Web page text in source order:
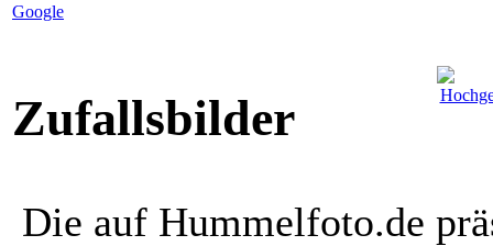
Google
Zufallsbilder
Die auf Hummelfoto.de